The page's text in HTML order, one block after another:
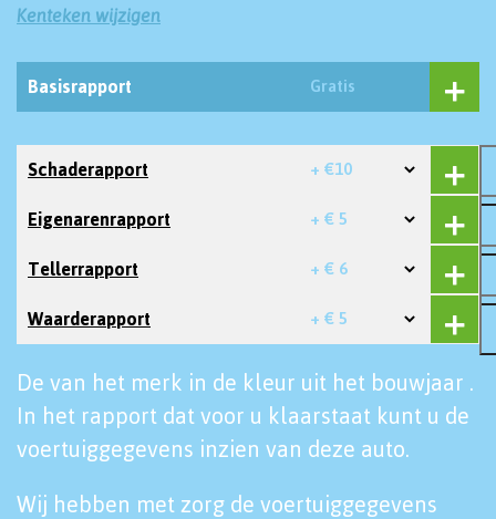
Kenteken wijzigen
Basisrapport Gratis
Schaderapport + €10
Eigenarenrapport + € 5
Tellerrapport + € 6
Waarderapport + € 5
De van het merk in de kleur uit het bouwjaar .
In het rapport dat voor u klaarstaat kunt u de
voertuiggegevens inzien van deze auto.
Wij hebben met zorg de voertuiggegevens